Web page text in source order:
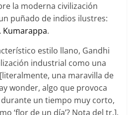
la moderna civilización
puñado de indios ilustres:
Kumarappa.
estilo llano, Gandhi
industrial como una
una maravilla de
wonder, algo que provoca
un tiempo muy corto,
‘flor de un día’? Nota del tr.].